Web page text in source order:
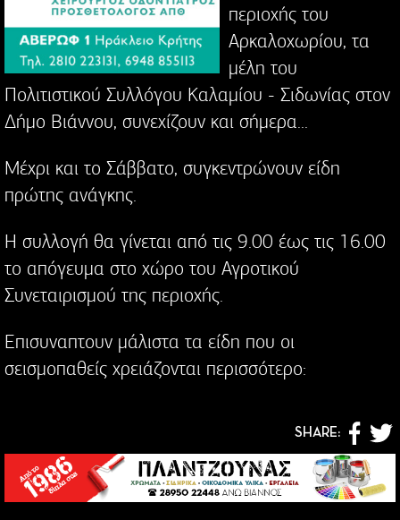
περιοχής του
Αρκαλοχωρίου, τα
μέλη του
Πολιτιστικού Συλλόγου Καλαμίου - Σιδωνίας στον
Δήμο Βιάννου, συνεχίζουν και σήμερα...
Μέχρι και το Σάββατο, συγκεντρώνουν είδη
πρώτης ανάγκης.
Η συλλογή θα γίνεται από τις 9.00 έως τις 16.00
το απόγευμα στο χώρο του Αγροτικού
Συνεταιρισμού της περιοχής.
Επισυναπτουν μάλιστα τα είδη που οι
σεισμοπαθείς χρειάζονται περισσότερο:
SHARE: